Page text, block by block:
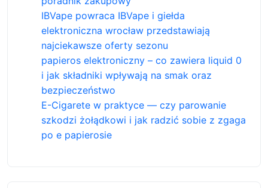
IBVape powraca IBVape i giełda
elektroniczna wrocław przedstawiają
najciekawsze oferty sezonu
papieros elektroniczny – co zawiera liquid 0
i jak składniki wpływają na smak oraz
bezpieczeństwo
E-Cigarete w praktyce — czy parowanie
szkodzi żołądkowi i jak radzić sobie z zgaga
po e papierosie